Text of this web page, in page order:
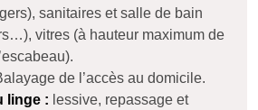
sanitaires et salle de bain
vitres (à hauteur maximum de
de l’accès au domicile.
linge : lessive, repassage et